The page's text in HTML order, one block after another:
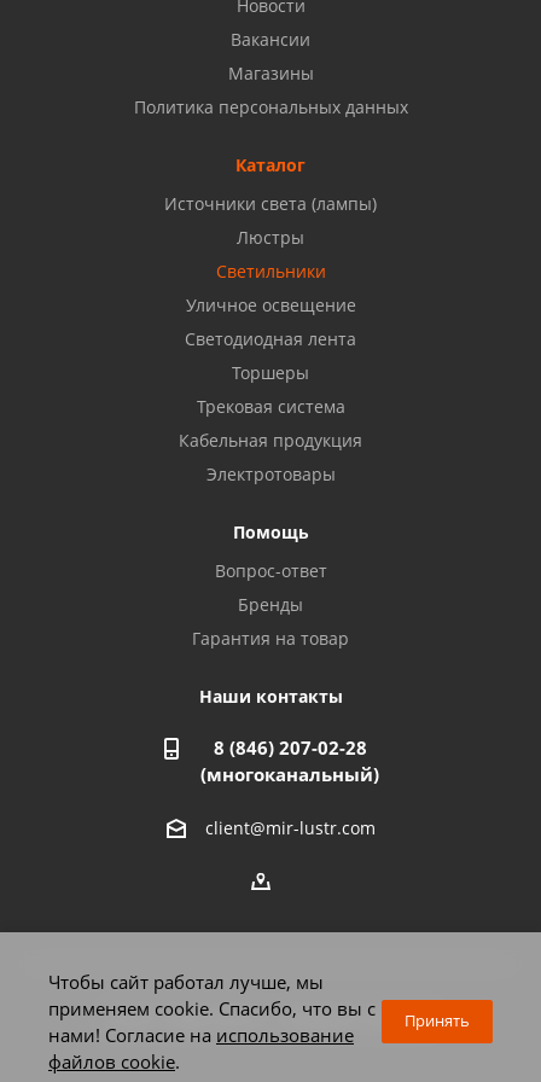
Набережные Челны, ул. Московский проспект 126
Бузулук, ул. Октябрьская, 24
Балаково, ул. Комарова, 55
Октябрьский, ул. Свердлова, 28
Азнакаево, ул. Булгар, 2. ТЦ "Акчарлак"
Стерлитамак, ул. Вокзальная, 13
Магнитогорск, ул. Труда, 14
Тольятти, ул. Дзержинского, 70
8 927 009 59 63
Челябинск, Комсомольский проспект, 33
Новости
Вакансии
Магазины
Политика персональных данных
Каталог
Источники света (лампы)
Люстры
Светильники
Уличное освещение
Светодиодная лента
Торшеры
Трековая система
Кабельная продукция
Электротовары
Помощь
Вопрос-ответ
Бренды
Гарантия на товар
Наши контакты
8 (846) 207-02-28
(многоканальный)
client@mir-lustr.com
2026 © Мир люстр - интернет-магазин
Чтобы сайт работал лучше, мы
применяем cookie. Спасибо, что вы с
нами! Согласие на использование
файлов cookie.
Принять